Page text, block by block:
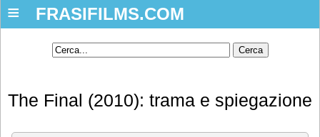
FRASIFILMS.COM
≡
The Final (2010): trama e spiegazione